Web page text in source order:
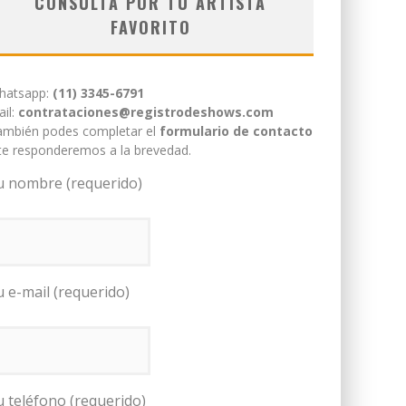
FAVORITO
(11) 3345-6791
contrataciones@registrodeshows.com
podes completar el formulario de contacto
responderemos a la brevedad.
nombre (requerido)
e-mail (requerido)
teléfono (requerido)